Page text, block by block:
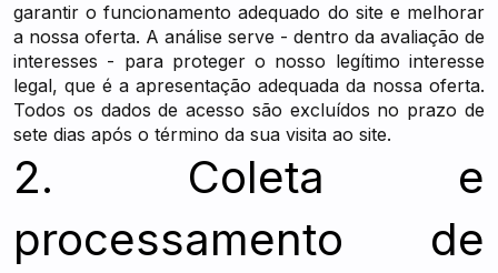
garantir o funcionamento adequado do site e melhorar
a nossa oferta. A análise serve - dentro da avaliação de
interesses - para proteger o nosso legítimo interesse
legal, que é a apresentação adequada da nossa oferta.
Todos os dados de acesso são excluídos no prazo de
sete dias após o término da sua visita ao site.
2. Coleta e
processamento de